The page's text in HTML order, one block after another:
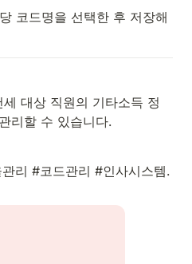
코드명을 선택한 후 저장해
대상 직원의 기타소득 정
리할 수 있습니다.
리 #코드관리 #인사시스템.